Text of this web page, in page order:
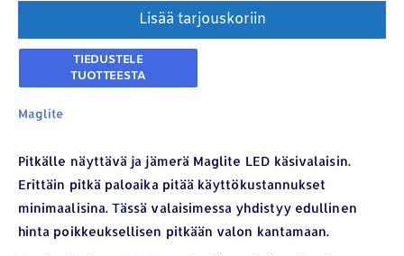
Lisää tarjouskoriin
Maglite
Pitkälle näyttävä ja jämerä Maglite LED käsivalaisin.
Erittäin pitkä paloaika pitää käyttökustannukset
minimaalisina. Tässä valaisimessa yhdistyy edullinen
hinta poikkeuksellisen pitkään valon kantamaan.